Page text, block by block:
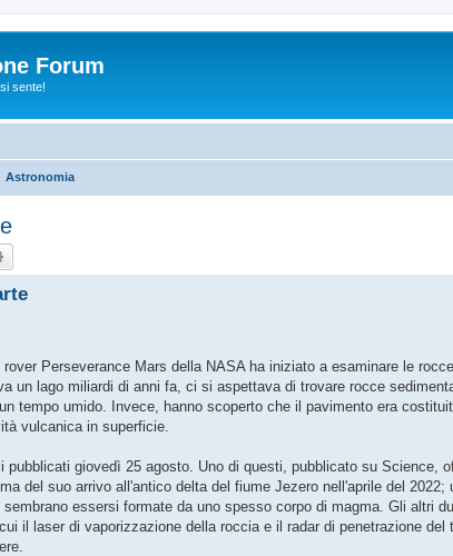
Forum
sente!
Astronomia
Perseverance Mars della NASA ha iniziato a esaminare le
un lago miliardi di anni fa, ci si aspettava di trovare rocce
tempo umido. Invece, hanno scoperto che il pavimento era
vulcanica in superficie.
giovedì 25 agosto. Uno di questi, pubblicato su Science,
del suo arrivo all'antico delta del fiume Jezero nell'aprile del
essersi formate da uno spesso corpo di magma. Gli altri
il laser di vaporizzazione della roccia e il radar di penetrazione del